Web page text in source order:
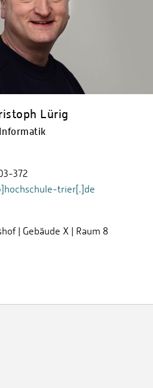
Lürig
372
trier[.]de
| Gebäude X | Raum 8